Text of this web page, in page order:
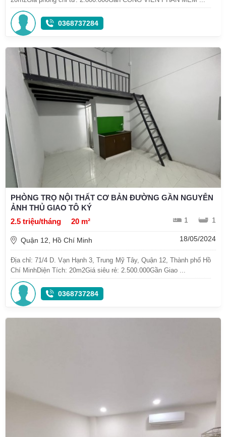
0368737284
PHÒNG TRỌ NỘI THẤT CƠ BẢN ĐƯỜNG GẦN NGUYỄN
ẢNH THỦ GIAO TÔ KÝ
2.5 triệu/tháng
20 m² 1 1
Quận 12, Hồ Chí Minh 18/05/2024
Địa chỉ: 71/4 D. Vạn Hạnh 3, Trung Mỹ Tây, Quận 12, Thành phố Hồ
Chí MinhDiện Tích: 20m2Giá siêu rẻ: 2.500.000Gần Giao ...
0368737284